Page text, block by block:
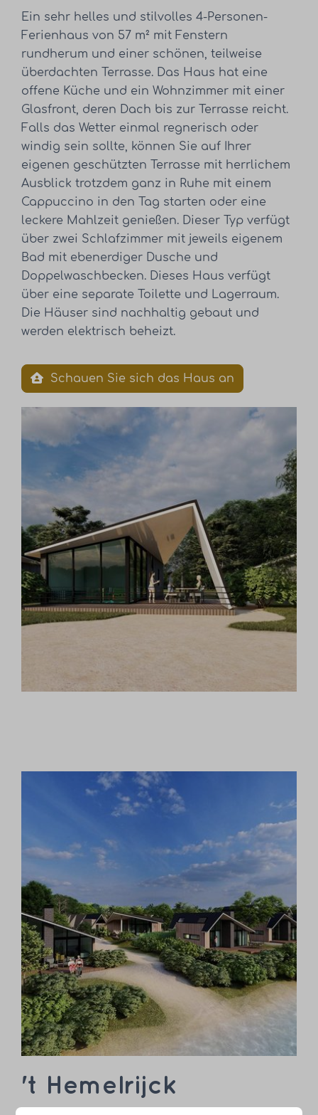
Ein sehr helles und stilvolles 4-Personen-
Ferienhaus von 57 m² mit Fenstern
rundherum und einer schönen, teilweise
überdachten Terrasse. Das Haus hat eine
offene Küche und ein Wohnzimmer mit einer
Glasfront, deren Dach bis zur Terrasse reicht.
Falls das Wetter einmal regnerisch oder
windig sein sollte, können Sie auf Ihrer
eigenen geschützten Terrasse mit herrlichem
Ausblick trotzdem ganz in Ruhe mit einem
Cappuccino in den Tag starten oder eine
leckere Mahlzeit genießen. Dieser Typ verfügt
über zwei Schlafzimmer mit jeweils eigenem
Bad mit ebenerdiger Dusche und
Doppelwaschbecken. Dieses Haus verfügt
über eine separate Toilette und Lagerraum.
Die Häuser sind nachhaltig gebaut und
werden elektrisch beheizt.
Schauen Sie sich das Haus an
't Hemelrijck